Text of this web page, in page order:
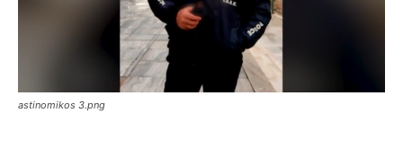
astinomikos 3.png